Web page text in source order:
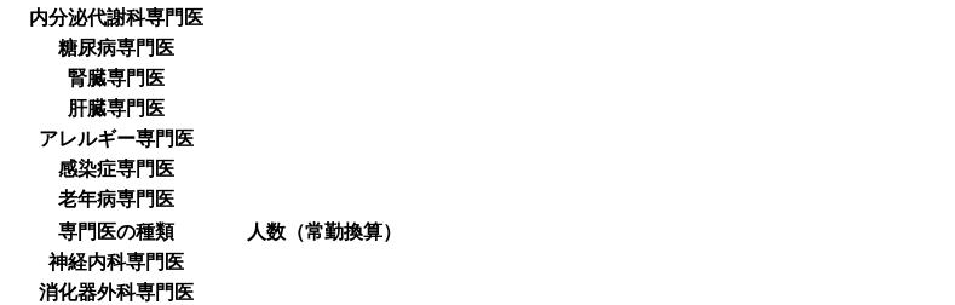
内分泌代謝科専門医
糖尿病専門医
腎臓専門医
肝臓専門医
アレルギー専門医
感染症専門医
老年病専門医
専門医の種類
人数（常勤換算）
神経内科専門医
消化器外科専門医